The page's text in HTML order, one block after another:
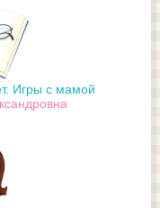
Игры с мамой